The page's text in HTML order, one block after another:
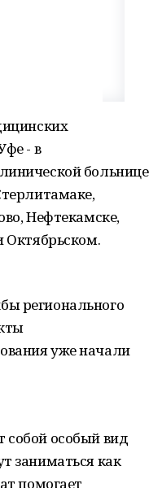
- в
больнице
Нефтекамске,
Октябрьском.
регионального
уже начали
собой особый вид
заниматься как
помогает